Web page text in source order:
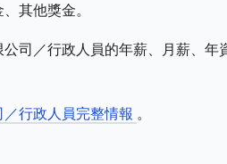
其他獎金。
司／行政人員的年薪、月薪、
行政人員完整情報 。